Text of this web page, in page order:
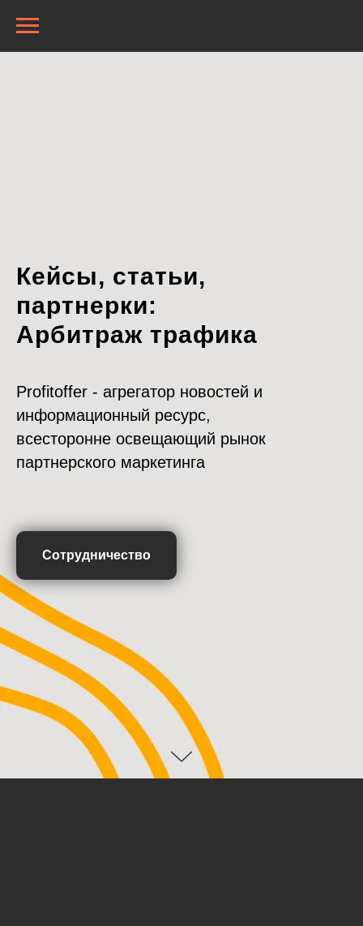
Кейсы, статьи,
партнерки:
Арбитраж трафика
Profitoffer - агрегатор новостей и
информационный ресурс,
всесторонне освещающий рынок
партнерского маркетинга
Сотрудничество